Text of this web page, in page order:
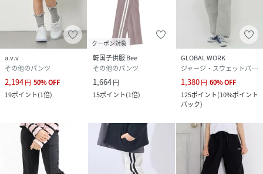
a.v.v
その他のパンツ
2,194円 50%OFF
19ポイント(1倍)
クーポン対象
韓国子供服 Bee
その他のパンツ
1,664円
15ポイント(1倍)
GLOBAL WORK
ジャージ・スウェットパンツ
1,380円 60%OFF
125ポイント(10%ポイント
バック)